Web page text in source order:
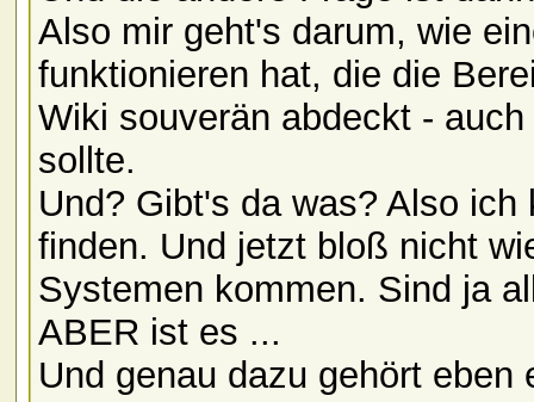
Also mir geht's darum, wie
funktionieren hat, die die
Wiki souverän abdeckt -
sollte.
Und? Gibt's da was? Also
finden. Und jetzt bloß nicht
Systemen kommen. Sind ja
ABER ist es ...
Und genau dazu gehört